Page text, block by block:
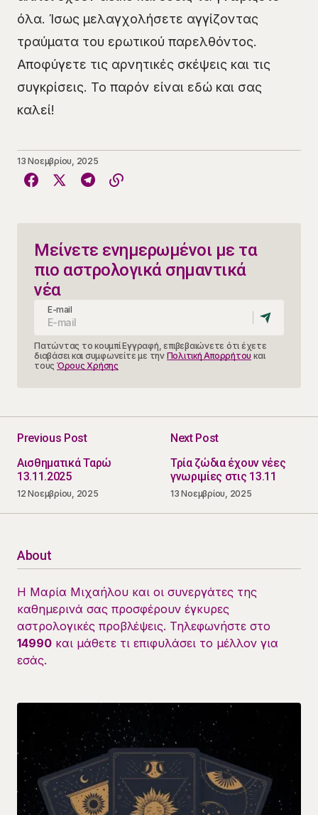
όλα. Ίσως μελαγχολήσετε αγγίζοντας
τραύματα του ερωτικού παρελθόντος.
Αποφύγετε τις αρνητικές σκέψεις και τις
συγκρίσεις. Το παρόν είναι εδώ και σας
καλεί!
13 Νοεμβρίου, 2025
Μείνετε ενημερωμένοι με τα
πιο αστρολογικά σημαντικά
νέα
E-mail
Πατώντας το κουμπί Εγγραφή, επιβεβαιώνετε ότι έχετε
διαβάσει και συμφωνείτε με την Πολιτική Απορρήτου και
τους Όρους Χρήσης
Previous Post
Αισθηματικά Ταρώ
13.11.2025
12 Νοεμβρίου, 2025
Next Post
Τρία ζώδια έχουν νέες
γνωριμίες στις 13.11
13 Νοεμβρίου, 2025
About
Η Μαρία Μιχαήλου και οι συνεργάτες της
καθημερινά σας προσφέρουν έγκυρες
αστρολογικές προβλέψεις. Τηλεφωνήστε στο
14990 και μάθετε τι επιφυλάσει το μέλλον για
εσάς.